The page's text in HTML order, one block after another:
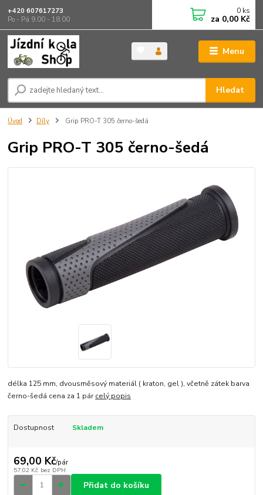
Menu
Hledat
+420 607617273
Po - Pá 9.00 - 18.00
0 ks
za 0,00 Kč
Úvod Díly Grip PRO-T 305 černo-šedá
Grip PRO-T 305 černo-šedá
délka 125 mm, dvousměsový materiál ( kraton, gel ), včetně zátek barva
černo-šedá cena za 1 párcelý popis
Dostupnost Skladem
69,00 Kč/pár
57,02 Kč bez DPH
Přidat do košíku